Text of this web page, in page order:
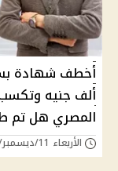
ألف جنيه
المصري هل تم طرح
الأربعاء 11/ديسمبر/2024 - 12:57 م